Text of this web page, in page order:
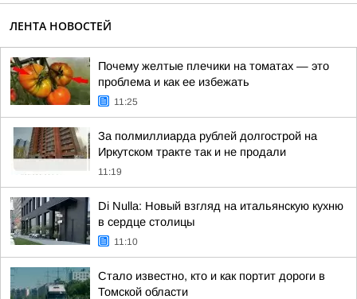
ЛЕНТА НОВОСТЕЙ
Почему желтые плечики на томатах — это
проблема и как ее избежать
11:25
За полмиллиарда рублей долгострой на
Иркутском тракте так и не продали
11:19
Di Nulla: Новый взгляд на итальянскую кухню
в сердце столицы
11:10
Стало известно, кто и как портит дороги в
Томской области